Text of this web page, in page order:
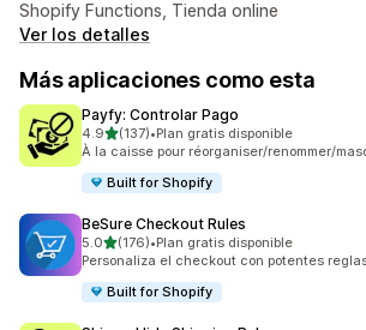
Shopify Functions, Tienda online
Ver los detalles
Más aplicaciones como esta
Payfy: Controlar Pago
4.9de 5 estrellas
(137)
137 reseñas en total
•Plan gratis disponible
À la caisse pour réorganiser/renommer/
Built for Shopify
BeSure Checkout Rules
5.0de 5 estrellas
(176)
176 reseñas en total
•Plan gratis disponible
Personaliza el checkout con potentes
Built for Shopify